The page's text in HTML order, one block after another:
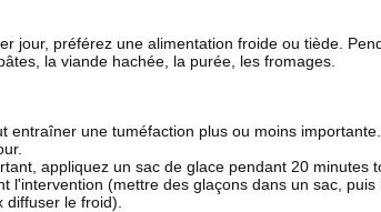
jour, préférez une alimentation froide ou tiède.
la viande hachée, la purée, les fromages.
entraîner une tuméfaction plus ou moins
appliquez un sac de glace pendant 20 minutes
l'intervention (mettre des glaçons dans un sac,
le froid).